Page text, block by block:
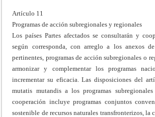
Artículo 11
Programas de acción subregionales y regionales
Los países Partes afectados se consultarán y
según corresponda, con arreglo a los anexos
pertinentes, programas de acción subregionales o
armonizar y complementar los programas
incrementar su eficacia. Las disposiciones del
mutatis mutandis a los programas
cooperación incluye programas conjuntos
sostenible de recursos naturales transfronterizos, la